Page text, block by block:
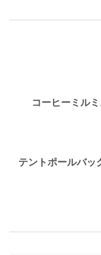
ゲ
コーヒーミル
テントポールバ